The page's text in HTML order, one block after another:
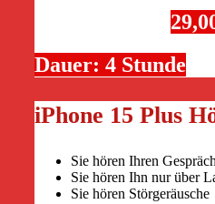
Dauer: 4 Stunde
iPhone 15 Plus
Sie hören Ihren
Sie hören Ihn nur über
Sie hören Störgeräusche